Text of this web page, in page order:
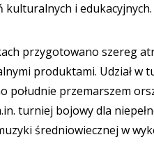
i edukacyjnych.
przygotowano szereg
produktami. Udział w
południe przemarszem
turniej bojowy dla
średniowiecznej w